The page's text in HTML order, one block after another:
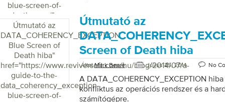
blue-screen-of-
death-error/">
Útmutató az
DATA_COHERENCY_EXCEPTION
Blue Screen of
Death hiba"
href="https://www.reviversoft.com/hu/blog/2014/07/a-
guide-to-the-
data_coherency_exception-
blue-screen-of-
Útmutató az
Screen of Death hiba
ÁltalMark Beare Július 25, 2014 No
A DATA_COHERENCY_EXCEPTION
konfliktus az operációs rendszer és a
számítógépre.